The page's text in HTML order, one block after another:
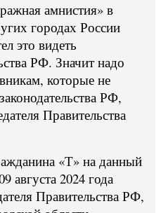
амнистия» в
городах России
это видеть
РФ. Значит надо
которые не
РФ,
Правительства
«Т» на данный
августа 2024 года
Правительства РФ,